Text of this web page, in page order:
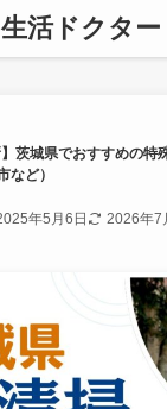
生活ドクター
】茨城県でおすすめの特
など）
年5月6日 2026年7